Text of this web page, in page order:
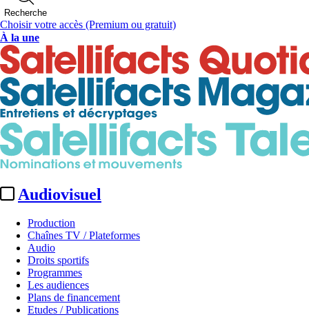
Recherche
Choisir votre accès (Premium ou gratuit)
À la une
Audiovisuel
Production
Chaînes TV / Plateformes
Audio
Droits sportifs
Programmes
Les audiences
Plans de financement
Etudes / Publications